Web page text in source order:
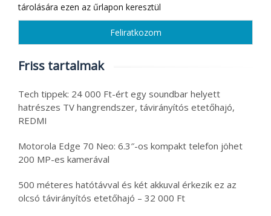
tárolására ezen az űrlapon keresztül
Friss tartalmak
Tech tippek: 24 000 Ft-ért egy soundbar helyett
hatrészes TV hangrendszer, távirányítós etetőhajó,
REDMI
Motorola Edge 70 Neo: 6.3″-os kompakt telefon jöhet
200 MP-es kamerával
500 méteres hatótávval és két akkuval érkezik ez az
olcsó távirányítós etetőhajó – 32 000 Ft